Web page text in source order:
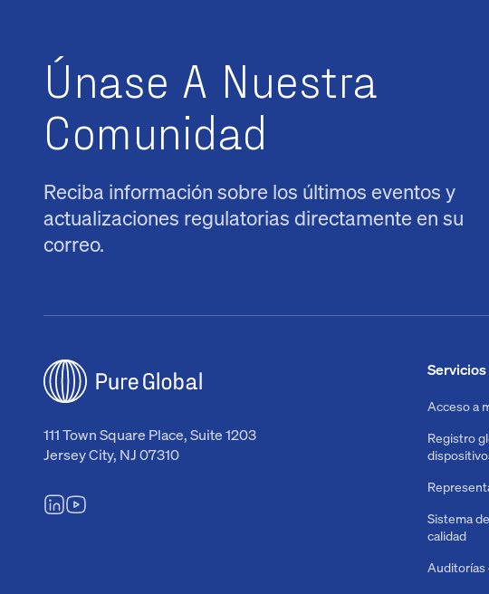
Únase A Nuestra
Comunidad
Reciba información sobre los últimos eventos y
actualizaciones regulatorias directamente en su
correo.
111 Town Square Place, Suite 1203
Jersey City, NJ 07310
Servicios
Acceso a
Registro
Sistema
calidad
Auditorías